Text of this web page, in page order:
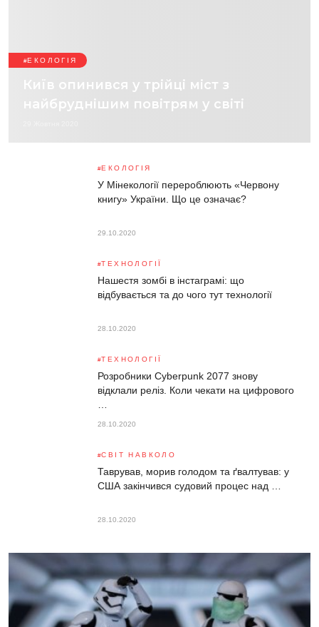
ЕКОЛОГІЯ
Київ опинився у трійці міст з
найбруднішим повітрям у світі
ЕКОЛОГІЯ
У Мінекології перероблюють «Червону
книгу» України. Що це означає?
29.10.2020
ТЕХНОЛОГІЇ
Нашестя зомбі в інстаграмі: що
відбувається та до чого тут технології
28.10.2020
ТЕХНОЛОГІЇ
Розробники Cyberpunk 2077 знову
відклали реліз. Коли чекати на цифрового
28.10.2020
СВІТ НАВКОЛО
Таврував, морив голодом та ґвалтував: у
США закінчився судовий процес над …
28.10.2020